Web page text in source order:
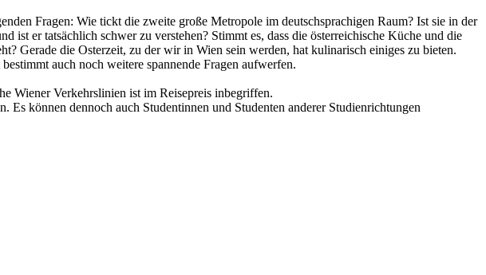
Fragen: Wie tickt die zweite große Metropole im deutschsprachigen Raum? Ist sie in der
er tatsächlich schwer zu verstehen? Stimmt es, dass die österreichische Küche und die
Gerade die Osterzeit, zu der wir in Wien sein werden, hat kulinarisch einiges zu bieten.
auch noch weitere spannende Fragen aufwerfen.
Wiener Verkehrslinien ist im Reisepreis inbegriffen.
können dennoch auch Studentinnen und Studenten anderer Studienrichtungen